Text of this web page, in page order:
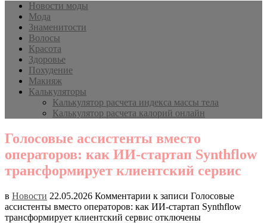
Новости моды
Мода
Знаменитости
Волосы
Красота
Здоровье
Похудение
Макияж
Калькуляторы
Калькулятор расчета индекса массы тела
Калькулятор расчета калорий онлайн
Голосовые ассистенты вместо
операторов: как ИИ-стартап Synthflow
трансформирует клиентский сервис
в Новости 22.05.2026 Комментарии к записи Голосовые
ассистенты вместо операторов: как ИИ-стартап Synthflow
трансформирует клиентский сервис отключены